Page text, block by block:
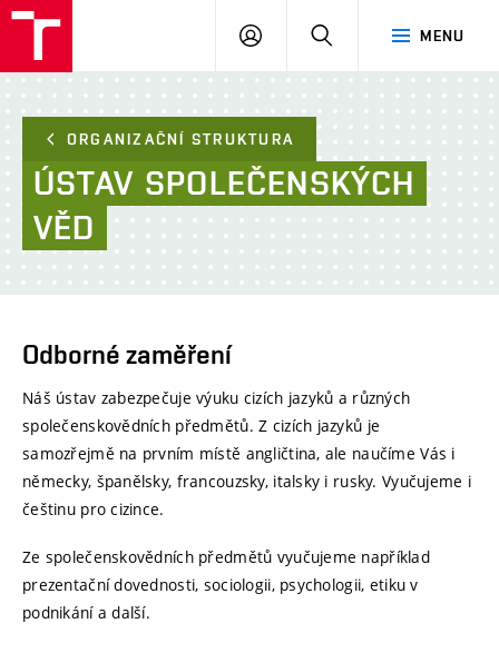
Brno
MENU
PŘIHLÁSIT
ORGANIZAČNÍ STRUKTURA
ÚSTAV SPOLEČENSKÝCH
VĚD
Odborné zaměření
Náš ústav zabezpečuje výuku cizích jazyků a různých
společenskovědních předmětů. Z cizích jazyků je
samozřejmě na prvním místě angličtina, ale naučíme Vás i
německy, španělsky, francouzsky, italsky i rusky. Vyučujeme i
češtinu pro cizince.
Ze společenskovědních předmětů vyučujeme například
prezentační dovednosti, sociologii, psychologii, etiku v
podnikání a další.